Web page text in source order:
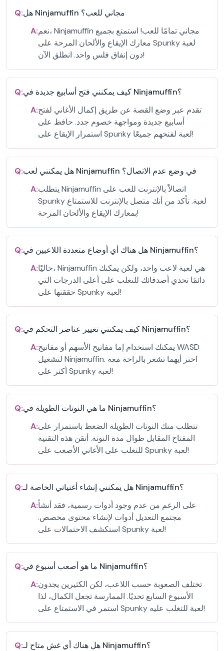
Q:
هل Ninjamuffin مجاني للعب؟
A:نعم، Ninjamuffin مجاني تمامًا للعب! استمتع بجميع
معارك الإيقاع والألحان المرحة على Spunky لعبة
دون إنفاق فلس واحد. انطلق الآن!
Q:
كيف يمكنني فتح أسابيع جديدة في Ninjamuffin؟
A:تقدم عبر وضع القصة عن طريق إكمال الأغاني لفتح
أسابيع جديدة ومواجهة خصوم جدد. حافظ على
استمرار الإيقاع على Spunky لعبة لفتحهم جميعًا!
Q:
هل يمكنني لعب Ninjamuffin في وضع عدم الاتصال؟
A:يتطلب Ninjamuffin اتصالاً بالإنترنت للعب على
Spunky لعبة. تأكد من أنك متصل بالإنترنت للاستمتاع
بمعارك الإيقاع والألحان المرحة!
Q:
هل هناك أي أوضاع متعددة اللاعبين في Ninjamuffin؟
A:حاليًا، Ninjamuffin هي لعبة لاعب واحد، ولكن يمكنك
دائمًا تحدي أصدقائك للتغلب على أعلى الدرجات التي
حققتها على Spunky لعبة!
Q:
كيف يمكنني تغيير عناصر التحكم في Ninjamuffin؟
A:يمكنك استخدام إما مفاتيح الأسهم أو مفاتيح WASD
لتشغيل Ninjamuffin. اختر أيهما تشعر بالراحة معه
أكثر على Spunky لعبة!
Q:
ما هي النوتات الطويلة في Ninjamuffin؟
A:تتطلب منك النوتات الطويلة الضغط باستمرار على
المفتاح المقابل طوال مدة النوتة. أتقن هذه التقنية
للتغلب على الأغاني الأصعب على Spunky لعبة!
Q:
هل يمكنني إنشاء أغنياتي الخاصة لـ Ninjamuffin؟
A:على الرغم من عدم وجود أدوات رسمية، فقد أنشأ
مجتمع التعديل أدوات لإنشاء محتوى مخصص.
استكشف الاحتمالات على Spunky لعبة!
Q:
ما هو أصعب أسبوع في Ninjamuffin؟
A:تختلف الصعوبة حسب اللاعب، لكن الكثيرين يجدون
الأسبوع السابع تحديًا. الممارسة تجعل الكمال، لذا
استمر في الاستمتاع على Spunky لعبة للتغلب عليه!
Q: هل هناك أي غش متاح لـ Ninjamuffin؟